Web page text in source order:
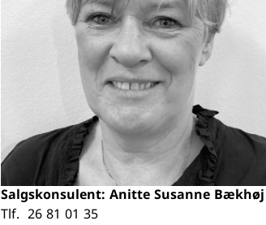
Salgskonsulent: Anitte Susanne Bækhøj
Tlf.26 81 01 35